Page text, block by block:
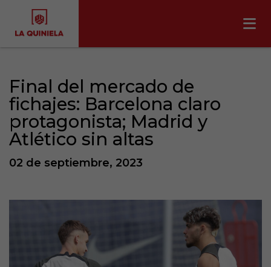
Final del mercado de
fichajes: Barcelona claro
protagonista; Madrid y
Atlético sin altas
02 de septiembre, 2023